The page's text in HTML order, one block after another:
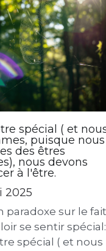
spécial ( et nous
puisque nous
nous devons
à l'être.
2025